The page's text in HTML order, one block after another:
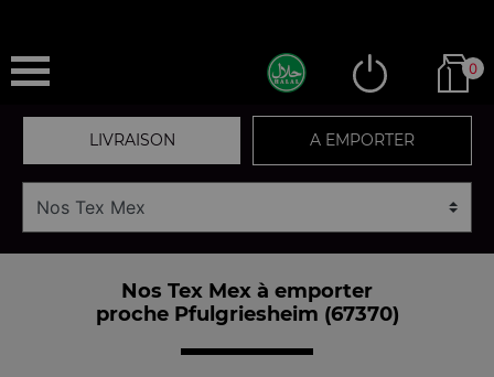
0
LIVRAISON A EMPORTER
Nos Tex Mex à emporter
proche Pfulgriesheim (67370)